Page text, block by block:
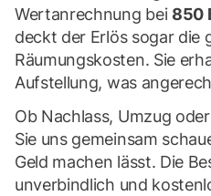
Wertanrechnung bei 850
deckt der Erlös sogar die
Räumungskosten. Sie
Aufstellung, was
Ob Nachlass, Umzug
Sie uns gemeinsam
Geld machen lässt. Die
unverbindlich und